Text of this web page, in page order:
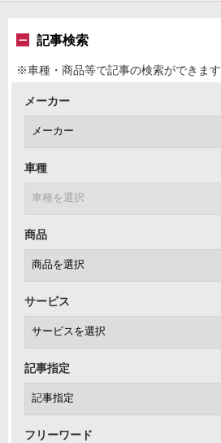
記事検索
※車種・商品等で記事の検索ができます
メーカー
車種
商品
サービス
記事指定
フリーワード